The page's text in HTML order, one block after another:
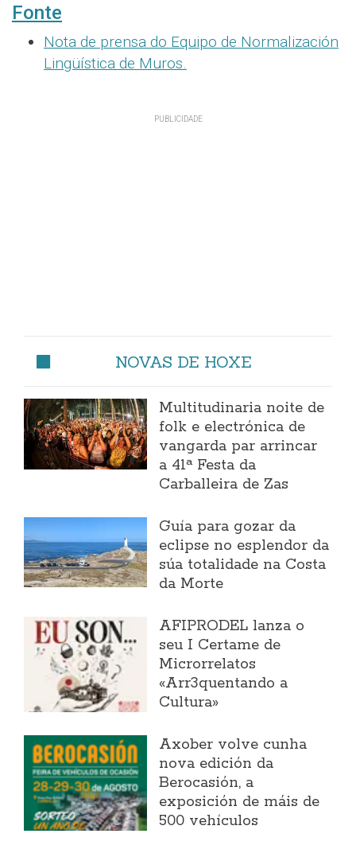
Fonte
Nota de prensa do Equipo de Normalización
Lingüística de Muros.
NOVAS DE HOXE
Multitudinaria noite de
folk e electrónica de
vangarda par arrincar
a 41ª Festa da
Carballeira de Zas
Guía para gozar da
eclipse no esplendor da
súa totalidade na Costa
da Morte
AFIPRODEL lanza o
seu I Certame de
Microrrelatos
«Arr3quentando a
Cultura»
Axober volve cunha
nova edición da
Berocasión, a
exposición de máis de
500 vehículos